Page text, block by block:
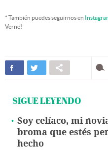
* También puedes seguirnos en
Verne!
SIGUE LEYENDO
Soy celíaco, mi
broma que estés
hecho